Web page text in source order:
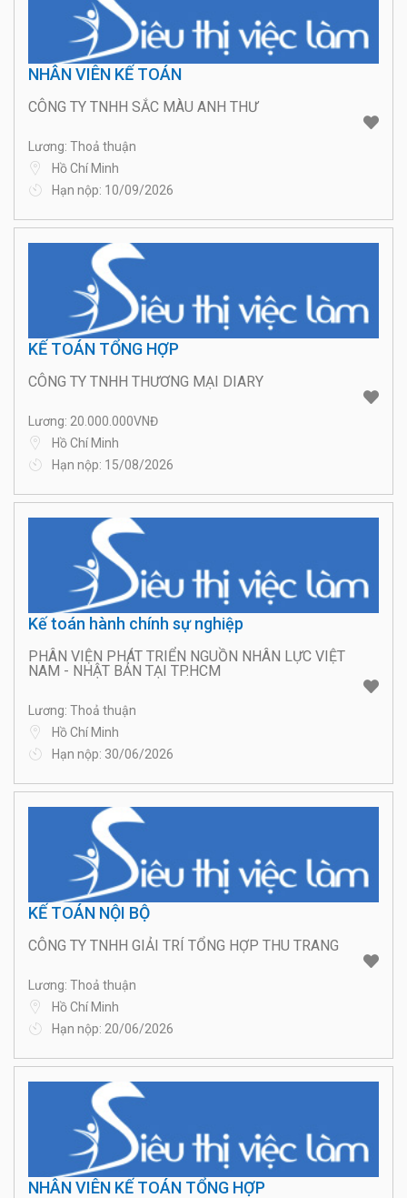
NHÂN VIÊN KẾ TOÁN
CÔNG TY TNHH SẮC MÀU ANH THƯ
Lương: Thoả thuận
Hồ Chí Minh
Hạn nộp: 10/09/2026
KẾ TOÁN TỔNG HỢP
CÔNG TY TNHH THƯƠNG MẠI DIARY
Lương: 20.000.000VNĐ
Hồ Chí Minh
Hạn nộp: 15/08/2026
Kế toán hành chính sự nghiệp
PHÂN VIỆN PHÁT TRIỂN NGUỒN NHÂN LỰC VIỆT
NAM - NHẬT BẢN TẠI TP.HCM
Lương: Thoả thuận
Hồ Chí Minh
Hạn nộp: 30/06/2026
KẾ TOÁN NỘI BỘ
CÔNG TY TNHH GIẢI TRÍ TỔNG HỢP THU TRANG
Lương: Thoả thuận
Hồ Chí Minh
Hạn nộp: 20/06/2026
NHÂN VIÊN KẾ TOÁN TỔNG HỢP